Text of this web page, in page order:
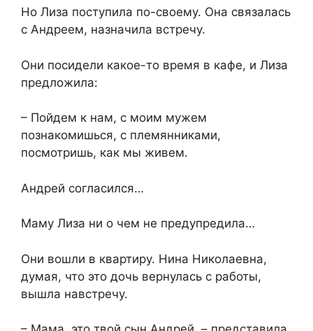
Но Лиза поступила по-своему. Она связалась
с Андреем, назначила встречу.
Они посидели какое-то время в кафе, и Лиза
предложила:
– Пойдем к нам, с моим мужем
познакомишься, с племянниками,
посмотришь, как мы живем.
Андрей согласился…
Маму Лиза ни о чем не предупредила…
Они вошли в квартиру. Нина Николаевна,
думая, что это дочь вернулась с работы,
вышла навстречу.